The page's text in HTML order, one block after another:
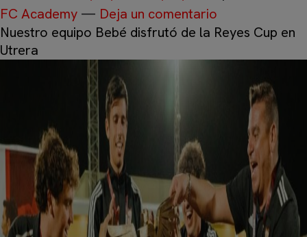
FC Academy — Deja un comentario
Nuestro equipo Bebé disfrutó de la Reyes Cup en
Utrera